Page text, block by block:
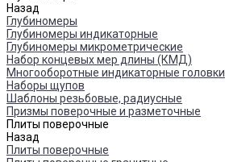
Назад
Глубиномеры
Глубиномеры индикаторные
Глубиномеры микрометрические
Набор концевых мер длины (КМД)
Многооборотные индикаторные головки
Наборы щупов
Шаблоны резьбовые, радиусные
Призмы поверочные и разметочные
Плиты поверочные
Назад
Плиты поверочные